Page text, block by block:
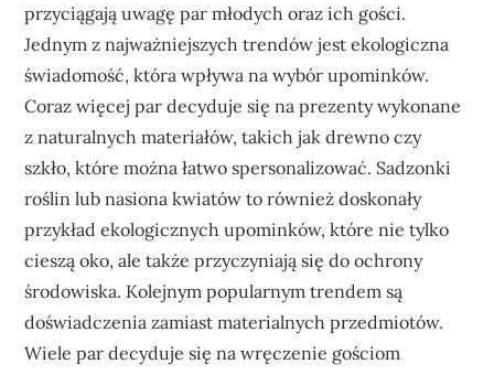
przyciągają uwagę par młodych oraz ich gości.
Jednym z najważniejszych trendów jest ekologiczna
świadomość, która wpływa na wybór upominków.
Coraz więcej par decyduje się na prezenty wykonane
z naturalnych materiałów, takich jak drewno czy
szkło, które można łatwo spersonalizować. Sadzonki
roślin lub nasiona kwiatów to również doskonały
przykład ekologicznych upominków, które nie tylko
cieszą oko, ale także przyczyniają się do ochrony
środowiska. Kolejnym popularnym trendem są
doświadczenia zamiast materialnych przedmiotów.
Wiele par decyduje się na wręczenie gościom